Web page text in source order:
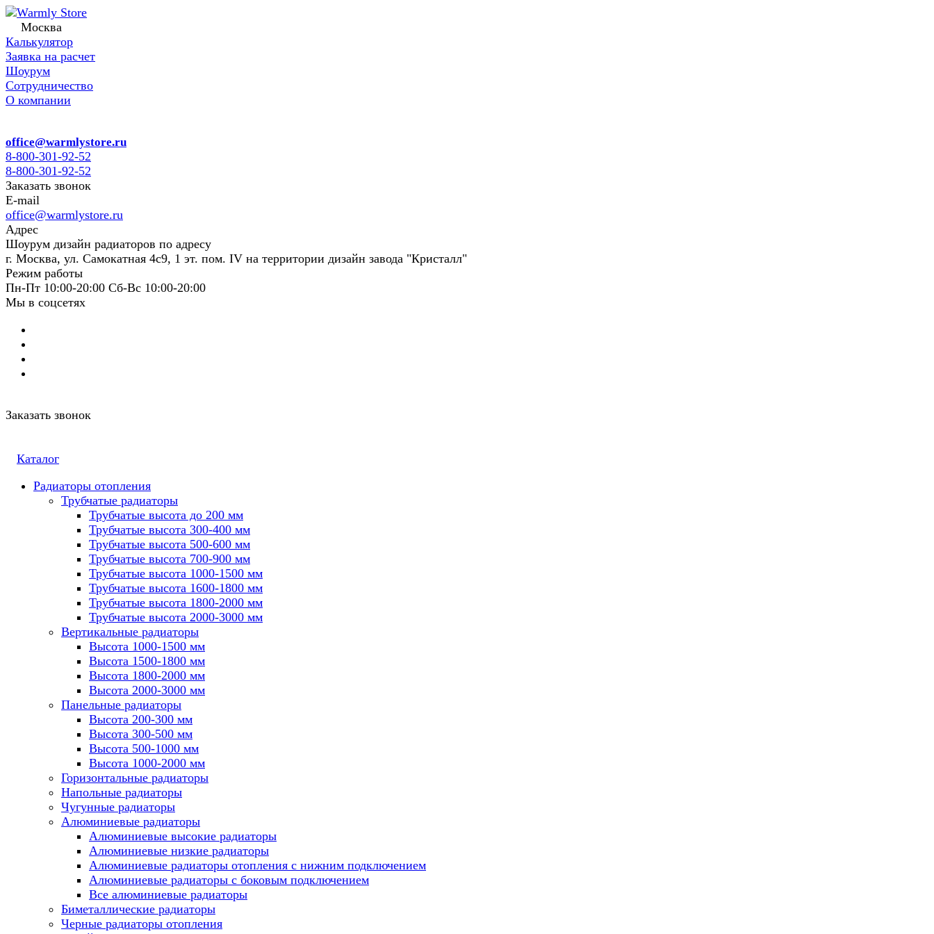
Москва
Калькулятор
Заявка на расчет
Шоурум
Сотрудничество
О компании
office@warmlystore.ru
8-800-301-92-52
8-800-301-92-52
Заказать звонок
E-mail
office@warmlystore.ru
Адрес
Шоурум дизайн радиаторов по адресу
г. Москва, ул. Самокатная 4с9, 1 эт. пом. IV на территории дизайн завода "Кристалл"
Режим работы
Пн-Пт 10:00-20:00 Сб-Вс 10:00-20:00
Мы в соцсетях
Заказать звонок
Каталог
Радиаторы отопления
Трубчатые радиаторы
Трубчатые высота до 200 мм
Трубчатые высота 300-400 мм
Трубчатые высота 500-600 мм
Трубчатые высота 700-900 мм
Трубчатые высота 1000-1500 мм
Трубчатые высота 1600-1800 мм
Трубчатые высота 1800-2000 мм
Трубчатые высота 2000-3000 мм
Вертикальные радиаторы
Высота 1000-1500 мм
Высота 1500-1800 мм
Высота 1800-2000 мм
Высота 2000-3000 мм
Панельные радиаторы
Высота 200-300 мм
Высота 300-500 мм
Высота 500-1000 мм
Высота 1000-2000 мм
Горизонтальные радиаторы
Напольные радиаторы
Чугунные радиаторы
Алюминиевые радиаторы
Алюминиевые высокие радиаторы
Алюминиевые низкие радиаторы
Алюминиевые радиаторы отопления с нижним подключением
Алюминиевые радиаторы с боковым подключением
Все алюминиевые радиаторы
Биметаллические радиаторы
Черные радиаторы отопления